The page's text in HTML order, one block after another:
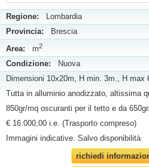
Regione: Lombardia
Provincia: Brescia
Area: m2
Condizione: Nuova
Dimensioni 10x20m, H min. 3m., H max
Tutta in alluminio anodizzato, altissima
850gr/mq oscuranti per il tetto e da
€ 16.000,00 i.e. (Trasporto compreso)
Immagini indicative. Salvo disponibilità
richiedi